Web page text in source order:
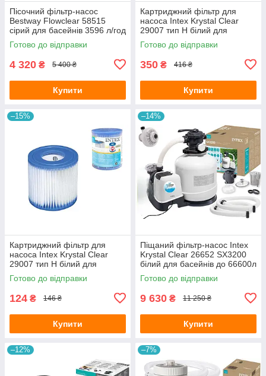
Пісочний фільтр-насос
Bestway Flowclear 58515
сірий для басейнів 3596 л/год
з 6-позиційним клапаном
Готово до відправки
4 320 ₴ 5 400 ₴
Купити
Картриджний фільтр для
насоса Intex Krystal Clear
29007 тип H білий для
басейнів 183-305см 3 штуки в
наборі
Готово до відправки
350 ₴ 416 ₴
Купити
–15%
Картриджний фільтр для
насоса Intex Krystal Clear
29007 тип H білий для
басейнів 183-305см 1 штука
Готово до відправки
124 ₴ 146 ₴
Купити
–14%
Піщаний фільтр-насос Intex
Krystal Clear 26652 SX3200
білий для басейнів до 66600л
з вбудованим таймером
Готово до відправки
9 630 ₴ 11 250 ₴
Купити
–12% –7%